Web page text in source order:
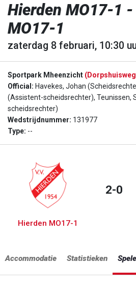
Hierden MO17-1 -
MO17-1
zaterdag 8 februari, 10:30
Sportpark Mheenzicht (Dorpshuisweg
Official: Havekes, Johan
(Assistent-scheidsrechter), Teunissen,
scheidsrechter)
Wedstrijdnummer: 131977
Type: --
Hierden MO17-1
2-0
Accommodatie Statistieken